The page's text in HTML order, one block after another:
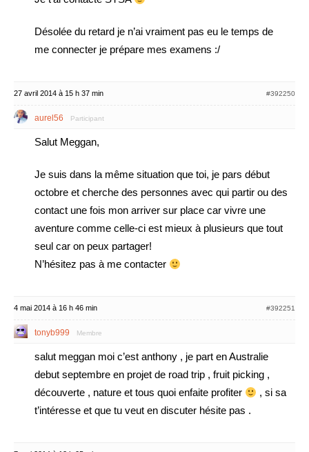
Désolée du retard je n’ai vraiment pas eu le temps de
me connecter je prépare mes examens :/
27 avril 2014 à 15 h 37 min #392250
aurel56 Participant
Salut Meggan,
Je suis dans la même situation que toi, je pars début
octobre et cherche des personnes avec qui partir ou des
contact une fois mon arriver sur place car vivre une
aventure comme celle-ci est mieux à plusieurs que tout
seul car on peux partager!
N’hésitez pas à me contacter
4 mai 2014 à 16 h 46 min #392251
tonyb999 Membre
salut meggan moi c’est anthony , je part en Australie
debut septembre en projet de road trip , fruit picking ,
découverte , nature et tous quoi enfaite profiter
, si sa
t’intéresse et que tu veut en discuter hésite pas .